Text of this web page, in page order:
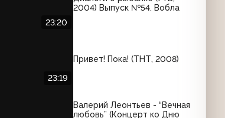
23:20
2004) Выпуск №54. Вобла
23:19
Привет! Пока! (ТНТ, 2008)
Валерий Леонтьев - “Вечная
любовь” (Концерт ко Дню